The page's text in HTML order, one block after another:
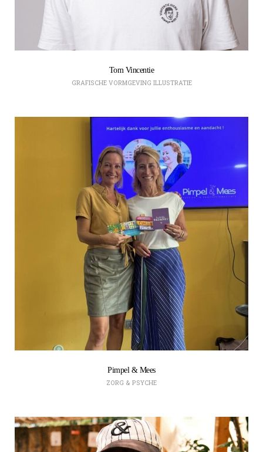
Tom Vincentie
GRAFISCHE VORMGEVING ILLUSTRATIE
Pimpel & Mees
ZORG & PSYCHE